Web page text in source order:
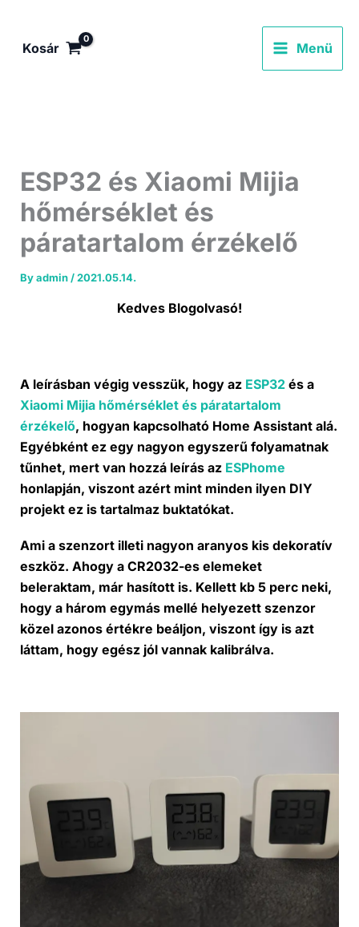
content
Kosár Menü
ESP32 és Xiaomi Mijia
hőmérséklet és
páratartalom érzékelő
Byadmin /2021.05.14.
Kedves Blogolvasó!
A leírásban végig vesszük, hogy az ESP32és a
Xiaomi Mijia hőmérséklet és páratartalom
érzékelő, hogyan kapcsolható Home Assistant alá.
Egyébként ez egy nagyon egyszerű folyamatnak
tűnhet, mert van hozzá leírás az ESPhome
honlapján, viszont azért mint minden ilyen DIY
projekt ez is tartalmaz buktatókat.
Ami a szenzort illeti nagyon aranyos kis dekoratív
eszköz. Ahogy a CR2032-es elemeket
beleraktam, már hasított is. Kellett kb 5 perc neki,
hogy a három egymás mellé helyezett szenzor
közel azonos értékre beáljon, viszont így is azt
láttam, hogy egész jól vannak kalibrálva.